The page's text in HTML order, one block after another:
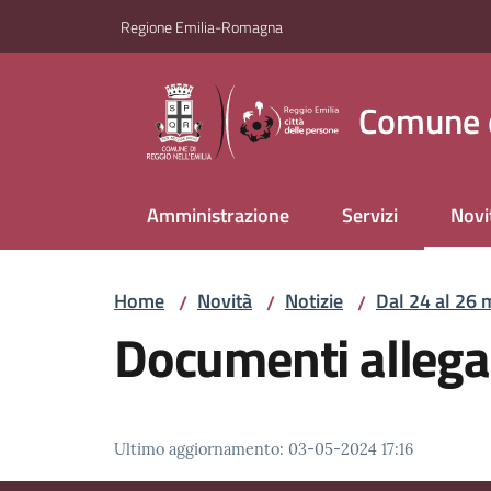
Regione Emilia-Romagna
Amministrazione Servizi
Home / Novità / Notizie / Dal 24 al 26
Documenti
Ultimo aggiornamento: 03-05-2024 17:16